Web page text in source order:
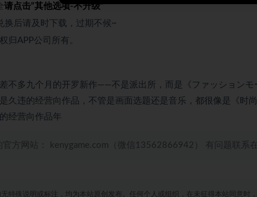
请点击“其他选项-不升级”
换后请及时下载，过期不候~
归APP公司所有。
不多九个月的开罗新作——不是派出所，而是《ファッションモ
久违的经营向作品，不管是画面选题还是音乐，都很像是《时
经营向作品年
官方网站： kenygame.com（微信13562866942） 有问题联系
特殊说明或标注，均为本站原创发布。任何个人或组织，在未征得本站同意时